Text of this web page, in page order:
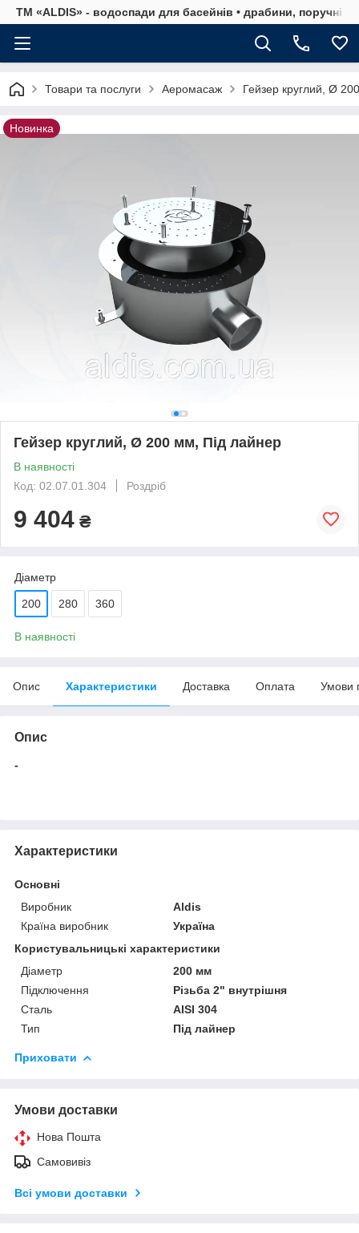
ТМ «ALDIS» - водоспади для басейнів • драбини, поручні,
Товари та послуги Аеромасаж Гейзер круглий, Ø
Новинка
Гейзер круглий, Ø 200 мм, Під лайнер
В наявності
Код: 02.07.01.304
Роздріб
9 404 ₴
Діаметр
200 280 360
В наявності
Опис Характеристики Доставка Оплата Умови
Опис
-
Характеристики
Основні
Виробник
Aldis
Країна виробник
Україна
Користувальницькі характеристики
Діаметр
200 мм
Підключення
Різьба 2" внутрішня
Сталь
AISI 304
Тип
Під лайнер
Приховати
Умови доставки
Нова Пошта
Самовивіз
Всі умови доставки